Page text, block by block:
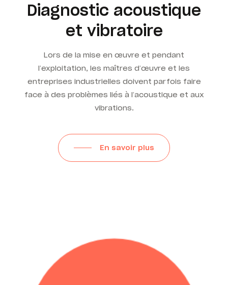
Diagnostic acoustique
et vibratoire
Lors de la mise en œuvre et pendant
l’exploitation, les maîtres d’œuvre et les
entreprises industrielles doivent parfois faire
face à des problèmes liés à l’acoustique et aux
vibrations.
En savoir plus